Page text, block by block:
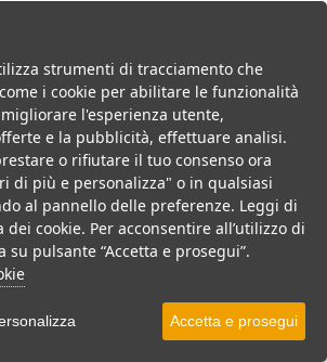
migliore per la tua prossima
vacanza.
selezionato per te le migliori mete, i
offerte per il tuo prossimo viaggio.
strumenti di tracciamento che
i cookie per abilitare le funzionalità
l'esperienza utente,
e la pubblicità, effettuare analisi.
o rifiutare il tuo consenso ora
di più e personalizza" o in qualsiasi
al pannello delle preferenze. Leggi di
cookie. Per acconsentire all’utilizzo di
pulsante “Accetta e prosegui”.
Accetta e prosegui